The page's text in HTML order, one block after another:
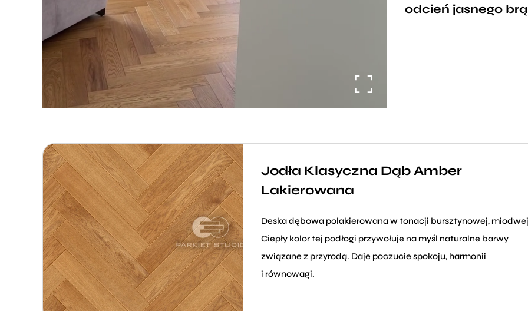
odcień jasnego
Jodła Klasyczna Dąb Amber
Lakierowana
Deska dębowa polakierowana w tonacji bursztynowej,
Ciepły kolor tej podłogi przywołuje na myśl naturalne barwy
związane z przyrodą. Daje poczucie spokoju, harmonii
i równowagi.